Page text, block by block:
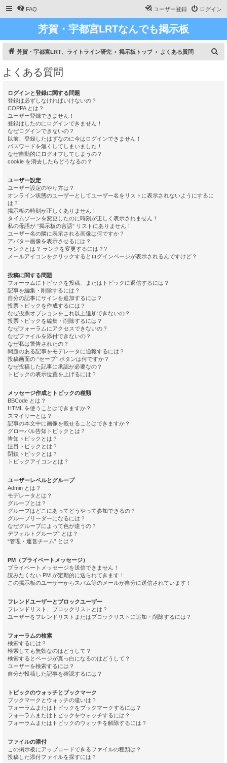
FAQ ログイン
ユーザー登録
芳賀・宇都宮LRTなんでも掲示板
芳賀・宇都宮LRT、ライトライン研究 掲示板トップ よくある質問
よくある質問
ログインと登録に関する問題
登録は必ずしなければいけないの？
COPPA とは？
ユーザー登録できません！
登録はしたのにログインできません！
なぜログインできないの？
以前、登録したはずなのに今はログインできません！
パスワードを無くしてしまいました！
なぜ自動的にログオフしてしまうの？
cookie を消去したらどうなるの？
ユーザー設定
ユーザー設定のやり方は？
オンライン状態のユーザーとしてユーザー名をリストに表示されないようにするに
は？
掲示板の時刻が正しくありません！
タイムゾーンを変更したのに時刻が正しく表示されません！
私の母語が “掲示板の言語” リストにありません！
ユーザー名の隣に表示される画像は何ですか？
アバター画像を表示させるには？
ランクとは？ ランクを変更するには？?
メールアイコンをクリックするとログインページが表示されるんですけど？
投稿に関する問題
フォーラムにトピックを投稿、またはトピックに返信するには？
記事を編集・削除するには？
自分の記事にサインを追加するには？
投票トピックを作成するには？
なぜ投票オプションをこれ以上追加できないの？
投票トピックを編集・削除するには？
なぜフォーラムにアクセスできないの？
なぜファイルを添付できないの？
なぜ私は警告されたの？
問題のある記事をモデレータに通報するには？
投稿画面の “セーブ” ボタンは何ですか？
なぜ投稿した記事に承認が必要なの？
トピックの表示位置を上げるには？
メッセージ作成とトピックの種類
BBCode とは？
HTML を使うことはできますか？
スマイリーとは？
記事の本文中に画像を載せることはできますか？
グローバル告知トピックとは？
告知トピックとは？
注目トピックとは？
閉鎖トピックとは？
トピックアイコンとは？
ユーザーレベルとグループ
Admin とは？
モデレータとは？
グループとは？
グループはどこにあってどうやって参加できるの？
グループリーダーになるには？
なぜグループによって色が違うの？
デフォルトグループ” とは？
“管理・運営チーム” とは？
PM（プライベートメッセージ）
プライベートメッセージを送信できません！
読みたくない PM が定期的に送られてきます！
この掲示板のユーザーからスパム等のメールが自分に送信されています！
フレンドユーザーとブロックユーザー
フレンドリスト、ブロックリストとは？
ユーザーをフレンドリストまたはブロックリストに追加・削除するには？
フォーラムの検索
検索するには？
検索しても無効なのはどうして？
検索するとページが真っ白になるのはどうして？
ユーザーを検索するには？
自分が投稿した記事を確認するには？
トピックのウォッチとブックマーク
ブックマークとウォッチの違いは？
フォーラムまたはトピックをブックマークするには？
フォーラムまたはトピックをウォッチするには？
フォーラムまたはトピックのウォッチを解除するには？
ファイルの添付
この掲示板にアップロードできるファイルの種類は？
投稿した添付ファイルを探すには？